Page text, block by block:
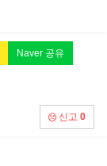
Naver 공유
신고 0